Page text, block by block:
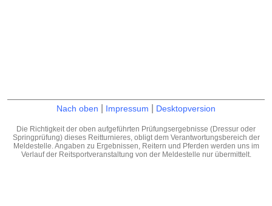
Nach oben Impressum Desktopversion
Die Richtigkeit der oben aufgeführten Prüfungsergebnisse (Dressur oder
Springprüfung) dieses Reitturnieres, obligt dem Verantwortungsbereich der
Meldestelle. Angaben zu Ergebnissen, Reitern und Pferden werden uns im
Verlauf der Reitsportveranstaltung von der Meldestelle nur übermittelt.